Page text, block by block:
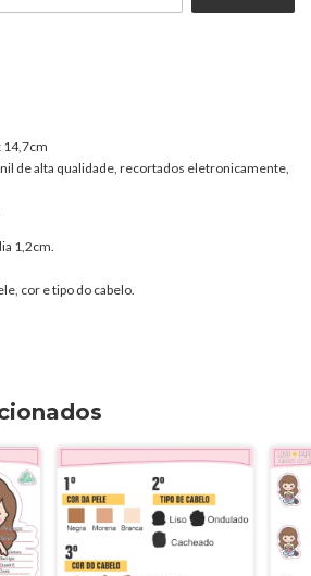
14,7cm
de alta qualidade, recortados eletronicamente,
1,2cm.
cor e tipo do cabelo.